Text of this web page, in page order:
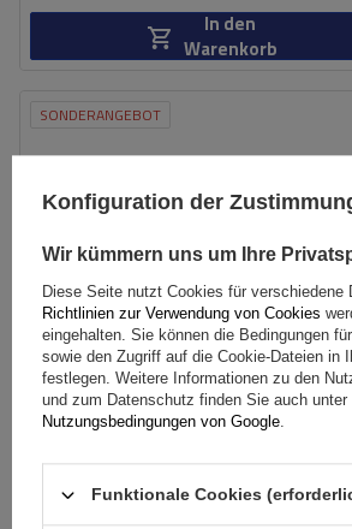
In den
Warenkorb
SONDERANGEBOT
Inter Pack Virgo RR 135 (G2)
Konfiguration der
Wir kümmern uns um Ihre
Diese Seite nutzt Cookies für verschiedene
Richtlinien zur Verwendung von Cookies
eingehalten. Sie können die Bedingungen
sowie den Zugriff auf die Cookie-Dateien in
festlegen. Weitere Informationen zu den
und zum Datenschutz finden Sie auch unter
Nutzungsbedingungen von Google.
Funktionale Cookies